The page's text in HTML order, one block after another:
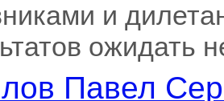
и
ожидать
Павел